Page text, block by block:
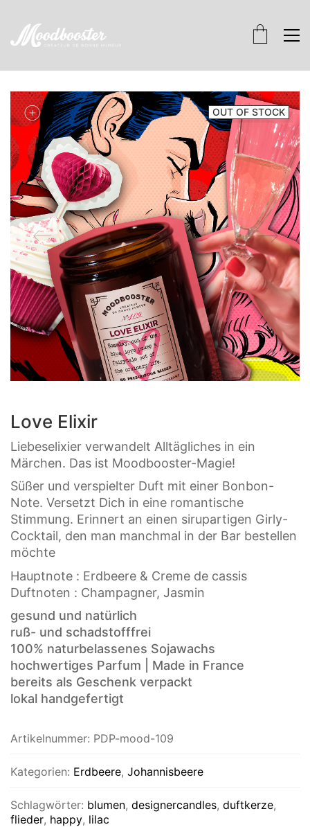
OUT OF STOCK
Love Elixir
Liebeselixier verwandelt Alltägliches in ein
Märchen. Das ist Moodbooster-Magie!
Süßer und verspielter Duft mit einer Bonbon-
Note. Versetzt Dich in eine romantische
Stimmung. Erinnert an einen sirupartigen Girly-
Cocktail, den man manchmal in der Bar bestellen
möchte
Hauptnote : Erdbeere & Creme de cassis
Duftnoten : Champagner, Jasmin
gesund und natürlich
ruß- und schadstofffrei
100% naturbelassenes Sojawachs
hochwertiges Parfum | Made in France
bereits als Geschenk verpackt
lokal handgefertigt
Artikelnummer: PDP-mood-109
Kategorien: Erdbeere, Johannisbeere
Schlagwörter: blumen, designercandles, duftkerze,
flieder, happy, lilac